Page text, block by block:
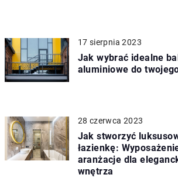
17 sierpnia 2023
Jak wybrać idealne
aluminiowe do
28 czerwca 2023
Jak stworzyć
łazienkę:
aranżacje dla
wnętrza